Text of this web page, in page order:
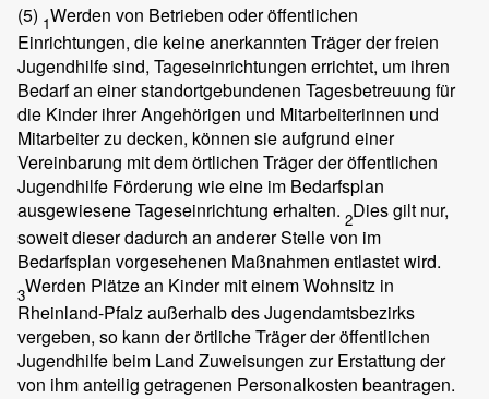
(5) 1Werden von Betrieben oder öffentlichen
Einrichtungen, die keine anerkannten Träger der freien
Jugendhilfe sind, Tageseinrichtungen errichtet, um ihren
Bedarf an einer standortgebundenen Tagesbetreuung für
die Kinder ihrer Angehörigen und Mitarbeiterinnen und
Mitarbeiter zu decken, können sie aufgrund einer
Vereinbarung mit dem örtlichen Träger der öffentlichen
Jugendhilfe Förderung wie eine im Bedarfsplan
ausgewiesene Tageseinrichtung erhalten. 2Dies gilt nur,
soweit dieser dadurch an anderer Stelle von im
Bedarfsplan vorgesehenen Maßnahmen entlastet wird.
3Werden Plätze an Kinder mit einem Wohnsitz in
Rheinland-Pfalz außerhalb des Jugendamtsbezirks
vergeben, so kann der örtliche Träger der öffentlichen
Jugendhilfe beim Land Zuweisungen zur Erstattung der
von ihm anteilig getragenen Personalkosten beantragen.